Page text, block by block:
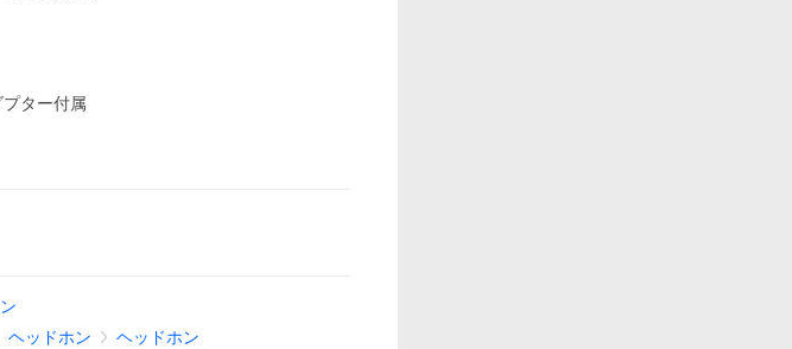
ター付属
ヘッドホン ヘッドホン